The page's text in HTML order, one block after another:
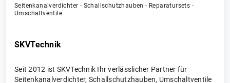
Seitenkanalverdichter - Schallschutzhauben - Reparatursets -
Umschaltventile
SKVTechnik
Seit 2012 ist SKVTechnik Ihr verlässlicher Partner für
Seitenkanalverdichter, Schallschutzhauben, Umschaltventile